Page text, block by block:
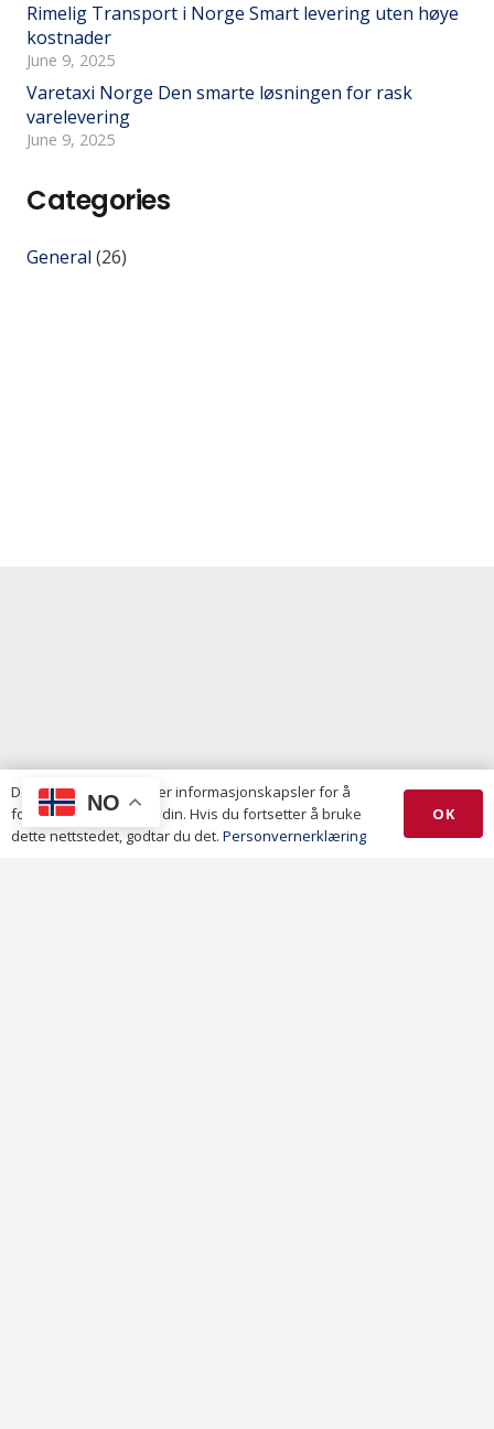
Rimelig Transport i Norge Smart levering uten høye
kostnader
June 9, 2025
Varetaxi Norge Den smarte løsningen for rask
varelevering
June 9, 2025
Categories
General (26)
NO
Denne nettsiden bruker informasjonskapsler for å
forbedre opplevelsen din. Hvis du fortsetter å bruke
dette nettstedet, godtar du det. Personvernerklæring
OK